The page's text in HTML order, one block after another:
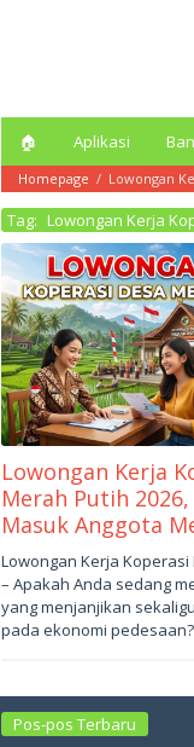
🏠︎ Aplikasi
Homepage / Lowongan
Tag: Lowongan Kerja
Lowongan Kerja
Merah Putih
Masuk Anggota
Mei
17,
2026
oleh
sukantengah
Lowongan Kerja
– Apakah Anda sedang
yang menjanjikan
pada ekonomi
Pos-pos Terbaru